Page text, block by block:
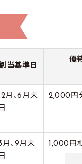
当基準日
優
月、6月末
日
2,000円
月、9月末
日
1,000円